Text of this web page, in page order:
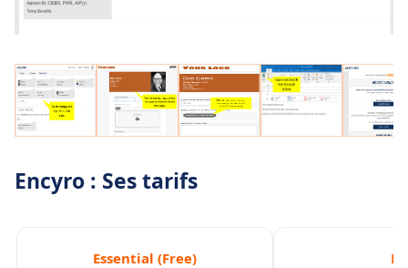
Encyro : Ses tarifs
Essential (Free)